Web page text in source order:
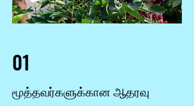
01
மூத்தவர்களுக்கான ஆதரவு